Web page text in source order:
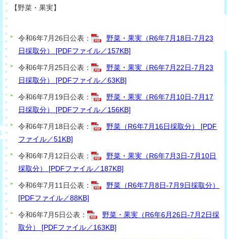
【野菜・果実】
令和6年7月26日公表：
野菜・果実（R6年7月18日-7月23
日採取分） [PDFファイル／157KB]
令和6年7月25日公表：
野菜・果実（R6年7月22日-7月23
日採取分） [PDFファイル／63KB]
令和6年7月19日公表：
野菜・果実（R6年7月10日-7月17
日採取分） [PDFファイル／156KB]
令和6年7月18日公表：
野菜（R6年7月16日採取分） [PDF
ファイル／51KB]
令和6年7月12日公表：
野菜・果実（R6年7月3日-7月10日
採取分） [PDFファイル／187KB]
令和6年7月11日公表：
野菜（R6年7月8日-7月9日採取分）
[PDFファイル／88KB]
令和6年7月5日公表：
野菜・果実（R6年6月26日-7月2日採
取分） [PDFファイル／163KB]